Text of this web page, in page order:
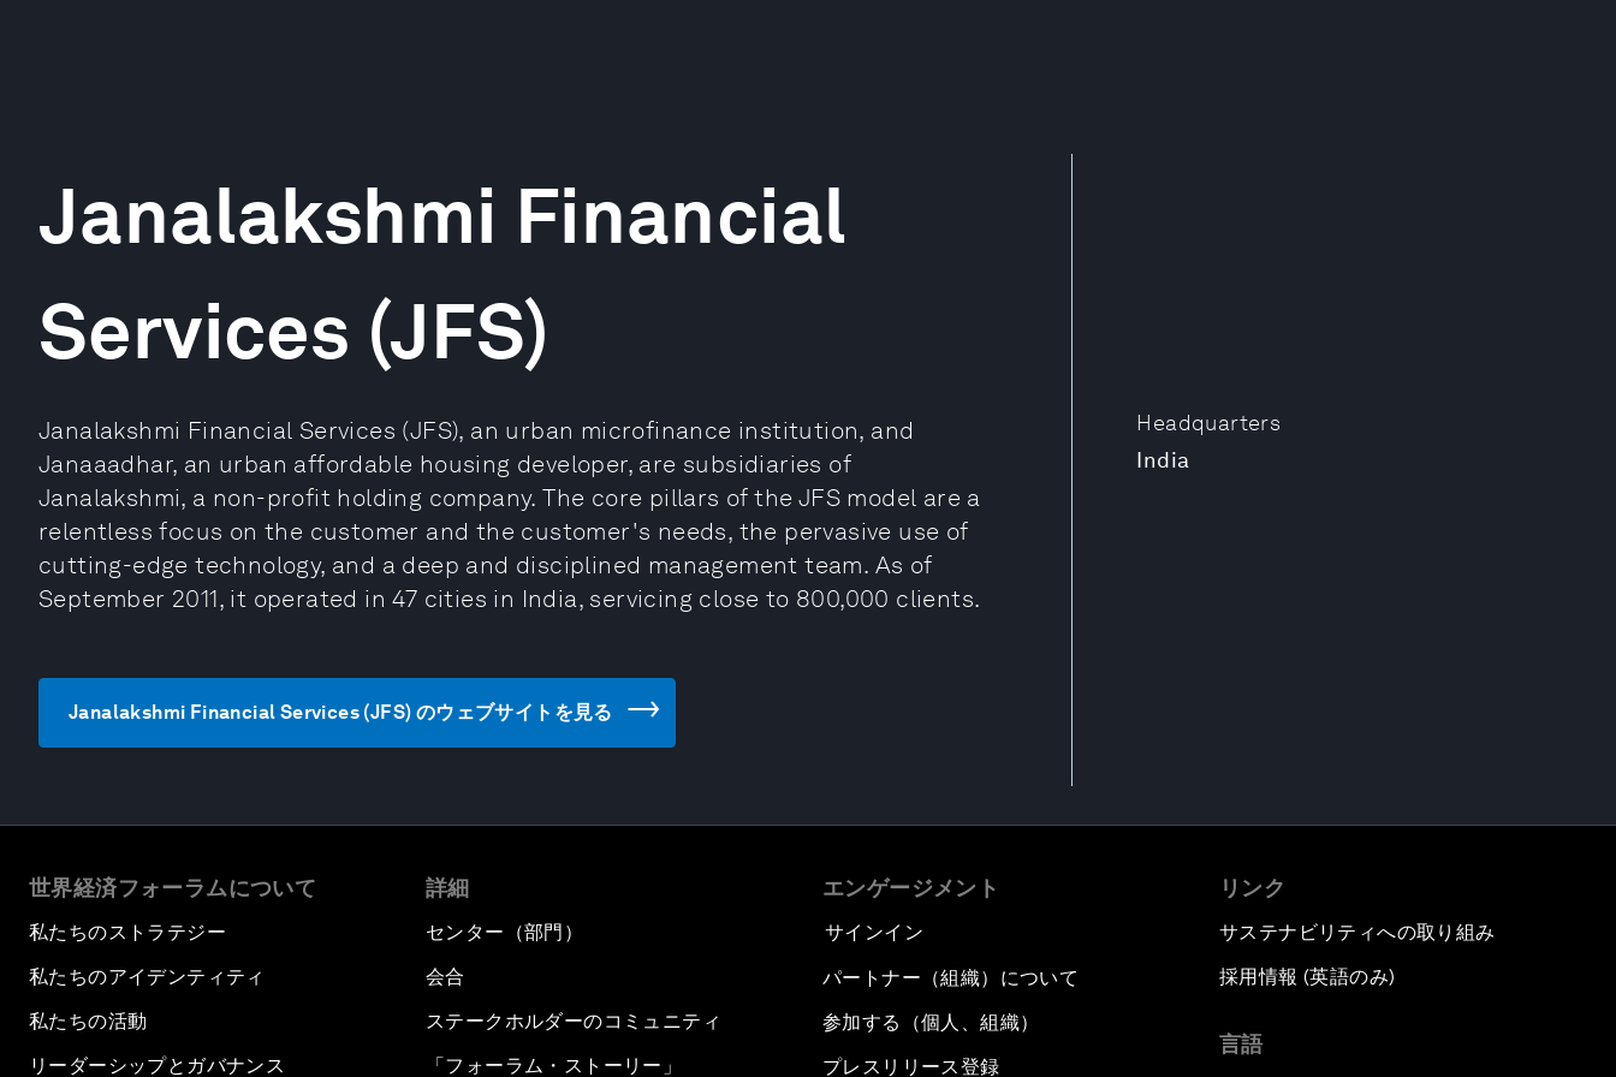
Headquarters
India
Janalakshmi Financial
Services (JFS)
Janalakshmi Financial Services (JFS), an urban microfinance institution, and
Janaaadhar, an urban affordable housing developer, are subsidiaries of
Janalakshmi, a non-profit holding company. The core pillars of the JFS model are a
relentless focus on the customer and the customer's needs, the pervasive use of
cutting-edge technology, and a deep and disciplined management team. As of
September 2011, it operated in 47 cities in India, servicing close to 800,000 clients.
Janalakshmi Financial Services (JFS) のウェブサイトを見る
世界経済フォーラムについて
私たちのストラテジー
私たちのアイデンティティ
私たちの活動
リーダーシップとガバナンス
詳細
センター（部門）
会合
ステークホルダーのコミュニティ
「フォーラム・ストーリー」
エンゲージメント
サインイン
パートナー（組織）について
参加する（個人、組織）
プレスリリース登録
リンク
サステナビリティへの取り組み
採用情報 (英語のみ)
言語